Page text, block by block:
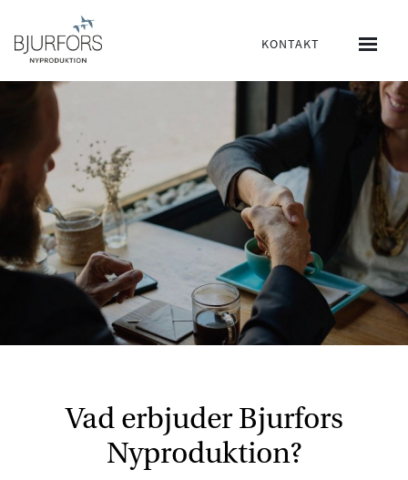
KONTAKT
Vad erbjuder Bjurfors
Nyproduktion?